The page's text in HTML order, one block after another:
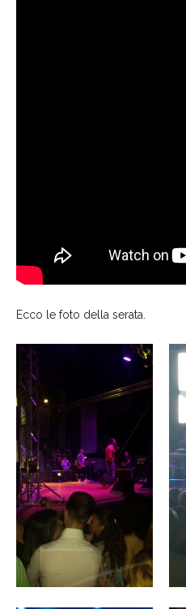
Ecco le foto della serata.